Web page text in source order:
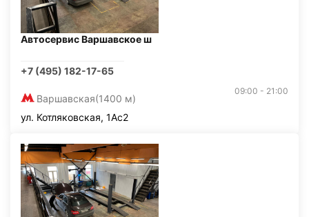
Автосервис Варшавское ш
+7 (495) 182-17-65
Варшавская(1400 м)
09:00 - 21:00
ул. Котляковская, 1Ас2